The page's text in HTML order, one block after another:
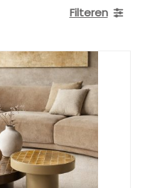
Filteren